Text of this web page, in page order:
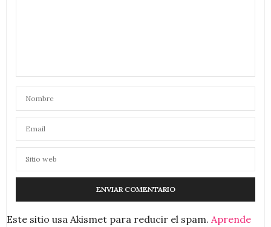
Este sitio usa Akismet para reducir el spam. Aprende